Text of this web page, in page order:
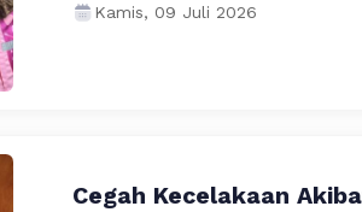
Kamis, 09 Juli 2026
Cegah Kecelakaan